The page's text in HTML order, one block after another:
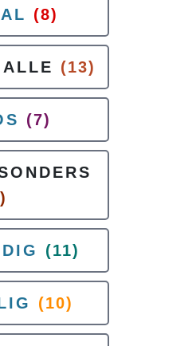
(8)
(13)
(7)
(11)
(10)